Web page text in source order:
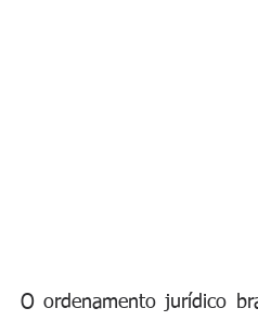
O ordenamento jurídico